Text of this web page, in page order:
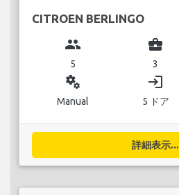
CITROEN BERLINGO
group
5
business_center
3
miscellaneous_services
Manual
login
5 ドア
詳細表示...